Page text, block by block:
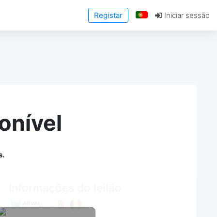
Registar Iniciar sessão